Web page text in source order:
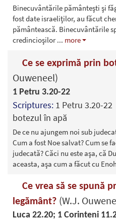
Binecuvântările pământeşti şi
fost date israeliţilor, au făcut
pământească. Binecuvântările
credincioşilor... more
Ce se exprimă prin
Ouweneel)
1 Petru 3.20-22
Scriptures: 1 Petru 3.20-
botezul în apă
De ce nu ajungem noi sub
Cum a fost Noe salvat? Cum se
judecată? Căci nu este aşa, că
aceasta, aşa cum a făcut cu
Ce vrea să se spună
legământ? (W.J.
Luca 22.20; 1 Corinteni